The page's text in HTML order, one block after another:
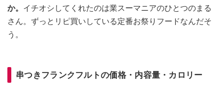
か。 イチオシしてくれたのは業スーマニアのひとつのまる
さん。ずっとリピ買いしている定番お祭りフードなんだそ
う。
串つきフランクフルトの価格・内容量・カロリー